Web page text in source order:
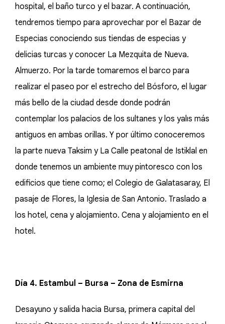
hospital, el baño turco y el bazar. A continuación,
tendremos tiempo para aprovechar por el Bazar de
Especias conociendo sus tiendas de especias y
delicias turcas y conocer La Mezquita de Nueva.
Almuerzo. Por la tarde tomaremos el barco para
realizar el paseo por el estrecho del Bósforo, el lugar
más bello de la ciudad desde donde podrán
contemplar los palacios de los sultanes y los yalıs más
antiguos en ambas orillas. Y por último conoceremos
la parte nueva Taksim y La Calle peatonal de Istiklal en
donde tenemos un ambiente muy pintoresco con los
edificios que tiene como; el Colegio de Galatasaray, El
pasaje de Flores, la Iglesia de San Antonio. Traslado a
los hotel, cena y alojamiento. Cena y alojamiento en el
hotel.
Día 4. Estambul – Bursa – Zona de Esmirna
Desayuno y salida hacia Bursa, primera capital del